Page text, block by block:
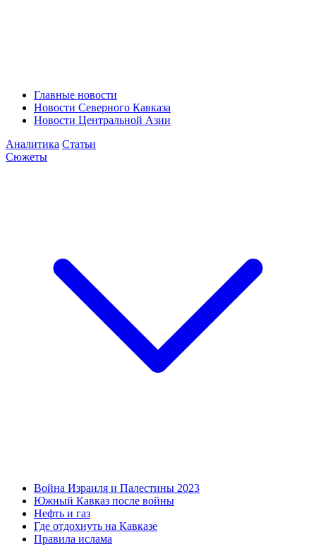
Главные новости
Новости Северного Кавказа
Новости Центральной Азии
Аналитика Статьи
Сюжеты
Война Израиля и Палестины 2023
Южный Кавказ после войны
Нефть и газ
Где отдохнуть на Кавказе
Правила ислама